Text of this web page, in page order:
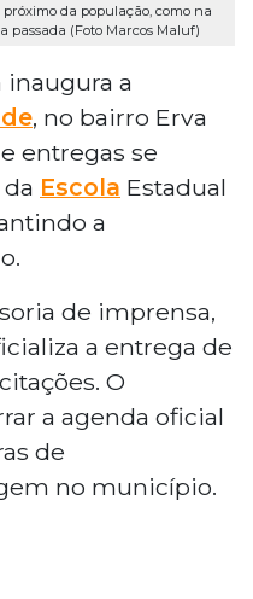
da população, como na
passada (Foto Marcos Maluf)
a
, no bairro Erva
entregas se
Escola Estadual
a
de imprensa,
a entrega de
O
a agenda oficial
de
no município.